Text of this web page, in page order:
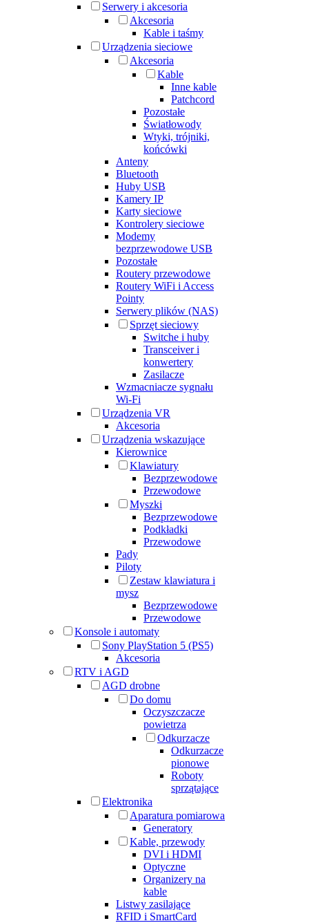
Serwery i akcesoria
Akcesoria
Kable i taśmy
Urządzenia sieciowe
Akcesoria
Kable
Inne kable
Patchcord
Pozostałe
Światłowody
Wtyki, trójniki,
końcówki
Anteny
Bluetooth
Huby USB
Kamery IP
Karty sieciowe
Kontrolery sieciowe
Modemy
bezprzewodowe USB
Pozostałe
Routery przewodowe
Routery WiFi i Access
Pointy
Serwery plików (NAS)
Sprzęt sieciowy
Switche i huby
Transceiver i
konwertery
Zasilacze
Wzmacniacze sygnału
Wi-Fi
Urządzenia VR
Akcesoria
Urządzenia wskazujące
Kierownice
Klawiatury
Bezprzewodowe
Przewodowe
Myszki
Bezprzewodowe
Podkładki
Przewodowe
Pady
Piloty
Zestaw klawiatura i
mysz
Bezprzewodowe
Przewodowe
Konsole i automaty
Sony PlayStation 5 (PS5)
Akcesoria
RTV i AGD
AGD drobne
Do domu
Oczyszczacze
powietrza
Odkurzacze
Odkurzacze
pionowe
Roboty
sprzątające
Elektronika
Aparatura pomiarowa
Generatory
Kable, przewody
DVI i HDMI
Optyczne
Organizery na
kable
Listwy zasilające
RFID i SmartCard